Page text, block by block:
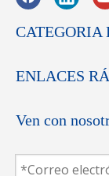
CATEGORIA
ENLACES
Ven con